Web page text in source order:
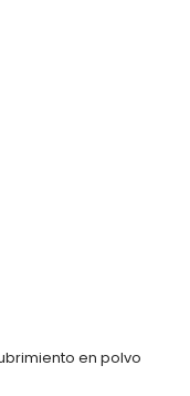
en polvo